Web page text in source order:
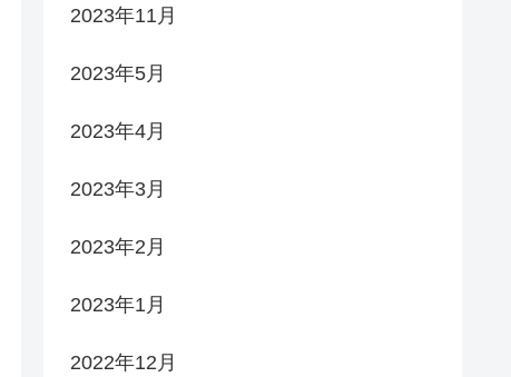
2023年11月
2023年5月
2023年4月
2023年3月
2023年2月
2023年1月
2022年12月